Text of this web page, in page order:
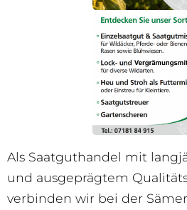
Als Saatguthandel mit
und ausgeprägtem
verbinden wir bei der